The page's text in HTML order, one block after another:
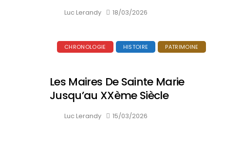
Luc Lerandy 18/03/2026
CHRONOLOGIE HISTOIRE PATRIMOINE
Les Maires De Sainte Marie
Jusqu’au XXème Siècle
Luc Lerandy 15/03/2026